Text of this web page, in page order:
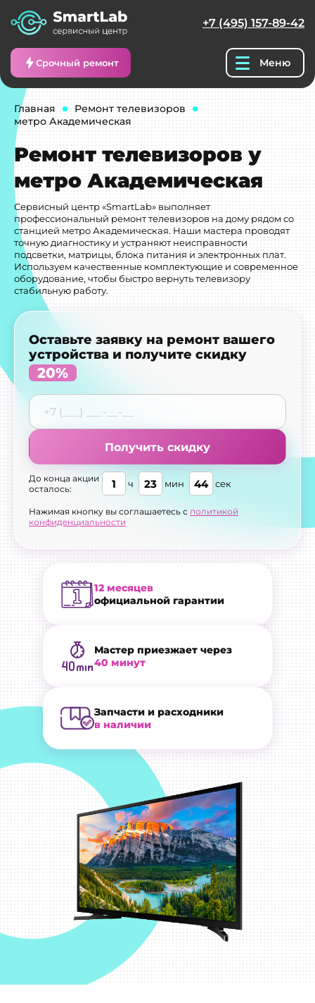
+7 (495) 157-89-42
Срочный ремонт Меню
Главная
Ремонт телевизоров
метро Академическая
Ремонт телевизоров у
метро Академическая
Сервисный центр «SmartLab» выполняет
профессиональный ремонт телевизоров на дому рядом со
станцией метро Академическая. Наши мастера проводят
точную диагностику и устраняют неисправности
подсветки, матрицы, блока питания и электронных плат.
Используем качественные комплектующие и современное
оборудование, чтобы быстро вернуть телевизору
стабильную работу.
Оставьте заявку на ремонт вашего
устройства и получите скидку
20%
Получить скидку
До конца акции
осталось:
1 ч 23 мин 43 сек
Нажимая кнопку вы соглашаетесь с политикой
конфиденциальности
12 месяцев
официальной гарантии
Мастер приезжает через
40 минут
Запчасти и расходники
в наличии